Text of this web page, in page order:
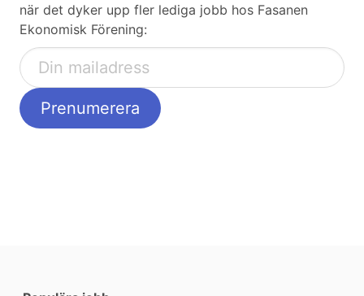
när det dyker upp fler lediga jobb hos Fasanen
Ekonomisk Förening: